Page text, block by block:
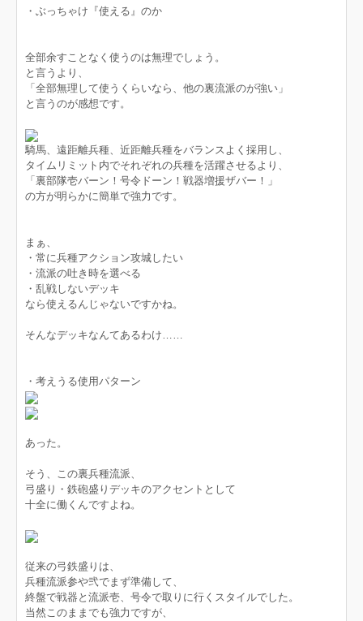
・ぶっちゃけ『使える』のか
全部余すことなく使うのは無理でしょう。
と言うより、
「全部無理して使うくらいなら、他の裏流派のが強い」
と言うのが感想です。
騎馬、遠距離兵種、近距離兵種をバランスよく採用し、
タイムリミット内でそれぞれの兵種を活躍させるより、
「裏部隊壱バーン！号令ドーン！戦器増援ザバー！」
の方が明らかに簡単で強力です。
まぁ、
・常に兵種アクション攻城したい
・流派の吐き時を選べる
・乱戦しないデッキ
なら使えるんじゃないですかね。
そんなデッキなんてあるわけ……
・考えうる使用パターン
あった。
そう、この裏兵種流派、
弓盛り・鉄砲盛りデッキのアクセントとして
十全に働くんですよね。
従来の弓鉄盛りは、
兵種流派参や弐でまず準備して、
終盤で戦器と流派壱、号令で取りに行くスタイルでした。
当然このままでも強力ですが、